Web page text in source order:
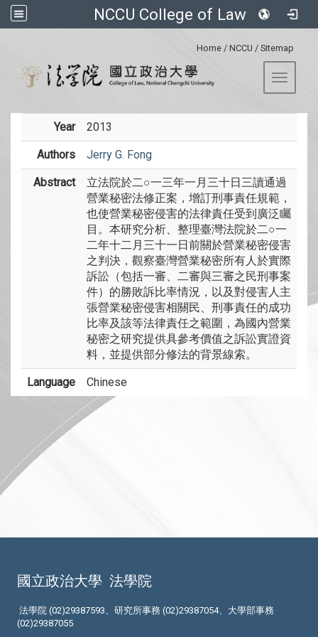
NCCU College of Law
Home / NCCU / Sitemap
Toggle
Year 2013
Authors Jerry G. Fong
Abstract
立法院於二○一三年一月三十日三讀通過
營業秘密法修正案，增訂刑事責任規範，
也使營業秘密侵害的法律責任受到廣泛矚
目。本研究分析、整理臺灣法院於二○一
二年十二月三十一日前關於營業秘密侵害
之判決，觀察臺灣營業秘密所有人於實際
訴訟（包括一審、二審與三審之民刑事案
件）的勝敗訴比率情況，以及對侵害人主
張營業秘密侵害相關民、刑事責任的成功
比率及該等法律責任之範圍，為國內營業
秘密之研究提供具參考價值之訴訟實證資
料，並提供部分修法的背景線索。
Language Chinese
國立政治大學 法學院
法學院 (02)29387593、研究所事務 (02)29387054、大學部事務
(02)29387055